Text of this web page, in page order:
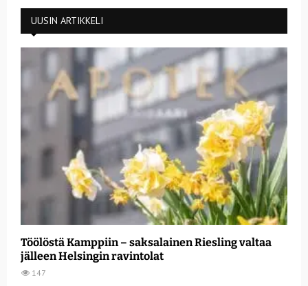
UUSIN ARTIKKELI
Töölöstä Kamppiin – saksalainen Riesling valtaa
jälleen Helsingin ravintolat
147